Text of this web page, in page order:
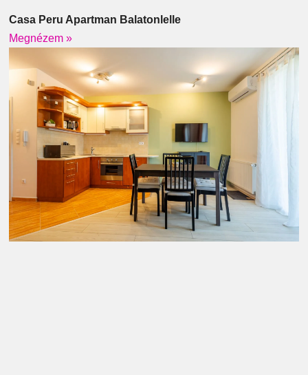
Casa Peru Apartman Balatonlelle
Megnézem »